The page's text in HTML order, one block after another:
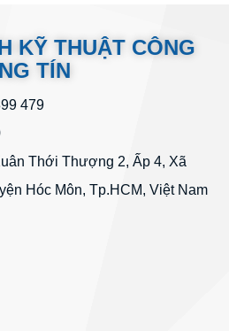
KỸ THUẬT CÔNG
TÍN
479
Thới Thượng 2, Ấp 4, Xã
Hóc Môn, Tp.HCM, Việt Nam